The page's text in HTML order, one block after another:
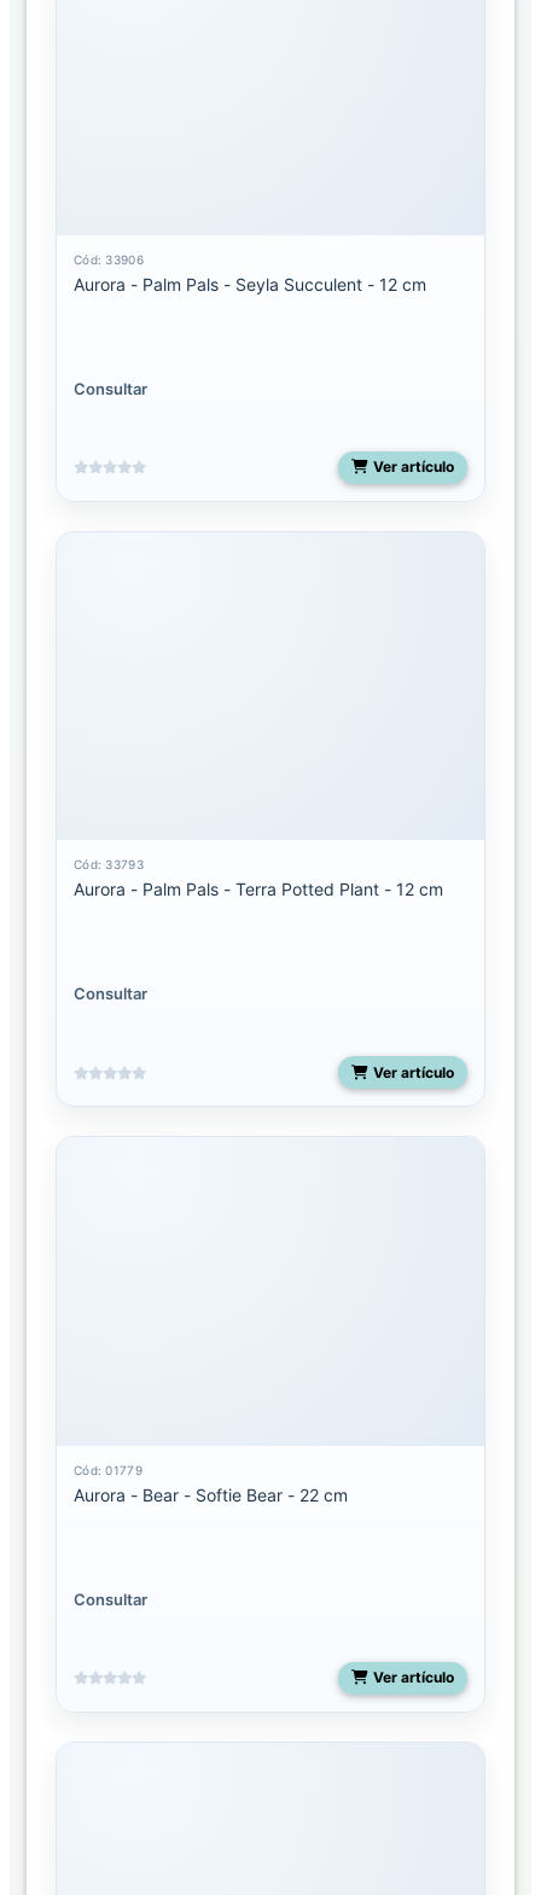
Cód: 33906
Aurora - Palm Pals - Seyla Succulent - 12 cm
Consultar
Ver artículo
Cód: 33793
Aurora - Palm Pals - Terra Potted Plant - 12 cm
Consultar
Ver artículo
Cód: 01779
Aurora - Bear - Softie Bear - 22 cm
Consultar
Ver artículo